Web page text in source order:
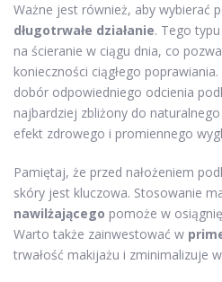
Ważne jest również, aby wybierać
długotrwałe działanie. Tego
na ścieranie w ciągu dnia, co
konieczności ciągłego
dobór odpowiedniego odcienia
najbardziej zbliżony do
efekt zdrowego i promiennego
Pamiętaj, że przed nałożeniem
skóry jest kluczowa. Stosowanie
nawilżającego pomoże w
Warto także zainwestować w
trwałość makijażu i zminimalizuje